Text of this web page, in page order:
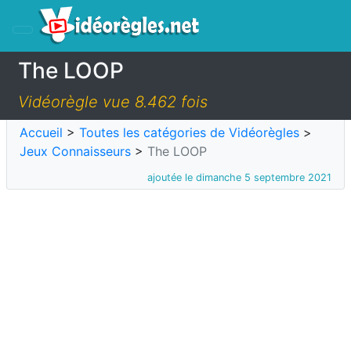
The LOOP
Vidéorègle vue 8.462 fois
Accueil > Toutes les catégories de Vidéorègles >
Jeux Connaisseurs > The LOOP
ajoutée le dimanche 5 septembre 2021